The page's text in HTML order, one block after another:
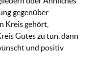
gegenüber
Kreis gehört,
Gutes zu tun, dann
und positiv